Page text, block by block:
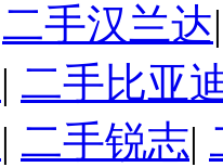
二手汉兰达
| 二手比亚
| 二手锐志|